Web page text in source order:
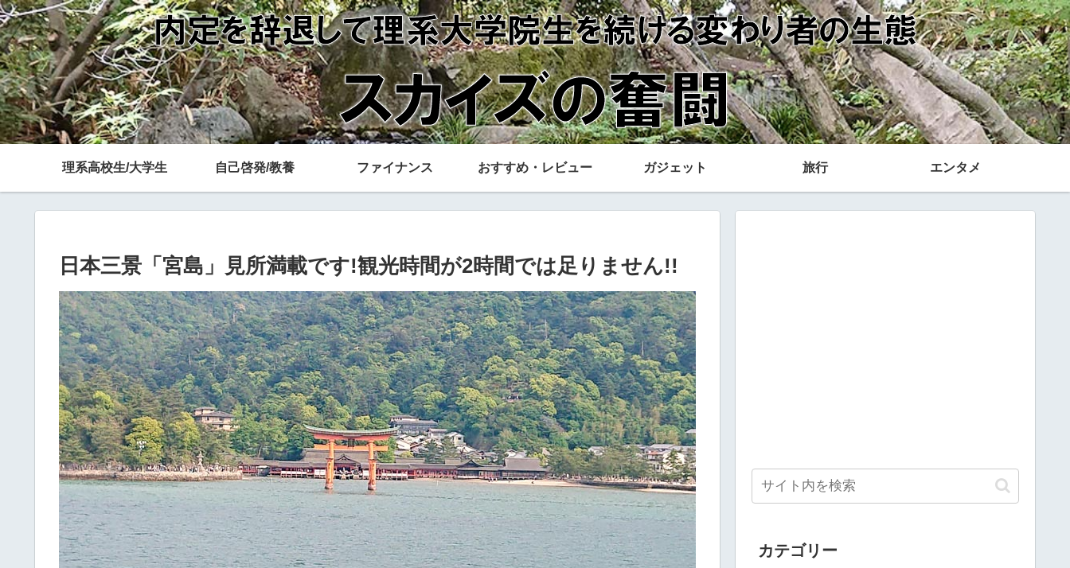
理系高校生/大学生 自己啓発/教養 ファイナンス おすすめ・レビュー ガジェット 旅行 エンタメ
日本三景「宮島」見所満載です!観光時間が2時間では足りません!!
カテゴリー